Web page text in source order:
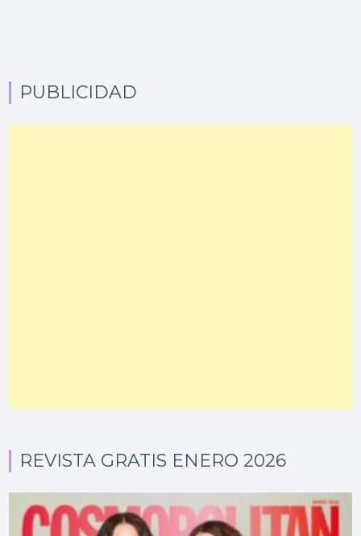
PUBLICIDAD
REVISTA GRATIS ENERO 2026